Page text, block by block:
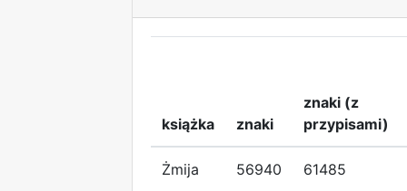
książka znaki
znaki (z
przypisami)
Żmija 56940 61485